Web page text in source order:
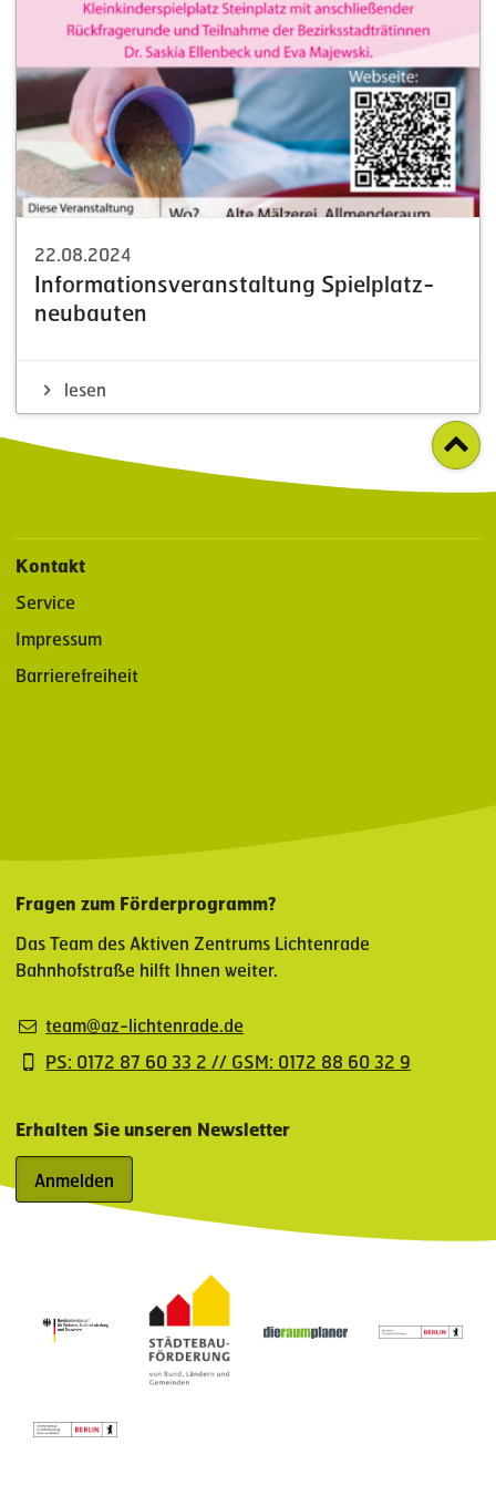
22.08.2024
Infor­ma­ti­ons­ver­an­staltung Spiel­platz­
neu­bauten
lesen
Kontakt
Service
Impressum
Barrierefreiheit
Fragen zum Förderprogramm?
Das Team des Aktiven Zentrums Lichtenrade
Bahnhofstraße hilft Ihnen weiter.
team@az-lichtenrade.de
PS: 0172 87 60 33 2 // GSM: 0172 88 60 32 9
Erhalten Sie unseren Newsletter